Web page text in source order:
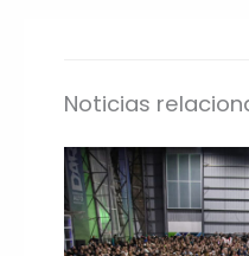
Noticias